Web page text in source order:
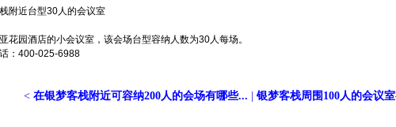
附近台型30人的会议室
花园酒店的小会议室，该会场台型容纳人数为30人每场。
：400-025-6988
< 在银梦客栈附近可容纳200人的会场有哪些... 银梦客栈周围100人的会议